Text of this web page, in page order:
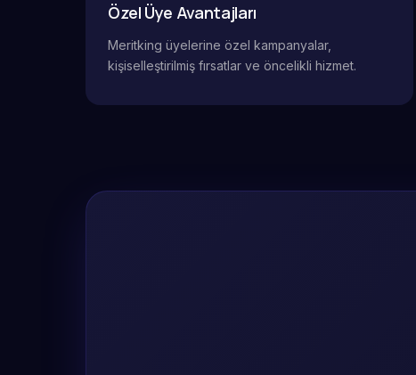
Özel Üye Avantajları
Meritking üyelerine özel kampanyalar,
kişiselleştirilmiş fırsatlar ve öncelikli hizmet.